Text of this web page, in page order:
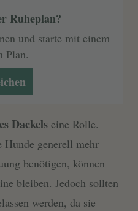
Ruheplan?
und starte mit einem
Plan.
Dackels eine Rolle.
Hunde generell mehr
benötigen, können
bleiben. Jedoch sollten
werden, da sie